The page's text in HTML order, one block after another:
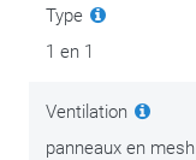
Type
1 en 1
Ventilation
panneaux en mesh